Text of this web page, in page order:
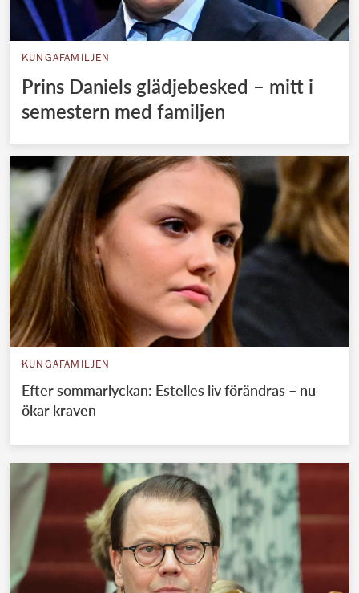
KUNGAFAMILJEN
Prins Daniels glädjebesked – mitt i
semestern med familjen
KUNGAFAMILJEN
Efter sommarlyckan: Estelles liv förändras – nu
ökar kraven